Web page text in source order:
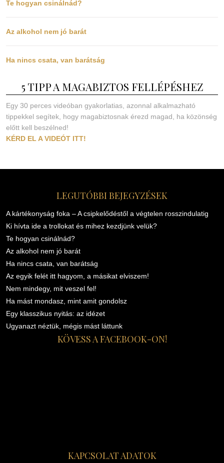
Te hogyan csinálnád?
Az alkohol nem jó barát
Ha nincs csata, van barátság
5 TIPP A MAGABIZTOS FELLÉPÉSHEZ
Egy 30 perces videóban gyakorlatias, azonnal alkalmazható
tippekkel segítek, hogy magabiztosnak érezd magad, ha közönség
előtt kell beszélned!
KÉRD EL A VIDEÓT ITT!
LEGUTÓBBI BEJEGYZÉSEK
A kártékonyság foka – A csipkelődéstől a végtelen rosszindulatig
Ki hívta ide a trollokat és mihez kezdjünk velük?
Te hogyan csinálnád?
Az alkohol nem jó barát
Ha nincs csata, van barátság
Az egyik felét itt hagyom, a másikat elviszem!
Nem mindegy, mit veszel fel!
Ha mást mondasz, mint amit gondolsz
Egy klasszikus nyitás: az idézet
Ugyanazt néztük, mégis mást láttunk
KÖVESS A FACEBOOK-ON!
KAPCSOLAT ADATOK